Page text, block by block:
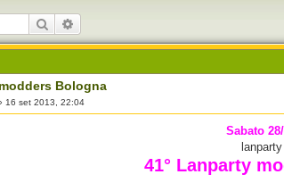
Cerca
Bologna
16 set 2013, 22:04
Sabato
lanparty
41° Lanparty